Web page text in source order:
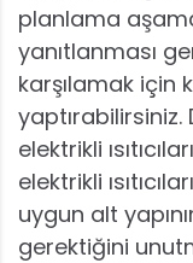
planlama
yanıtlanması
karşılamak için
elektrikli
elektrikli
uygun alt
gerektiğini